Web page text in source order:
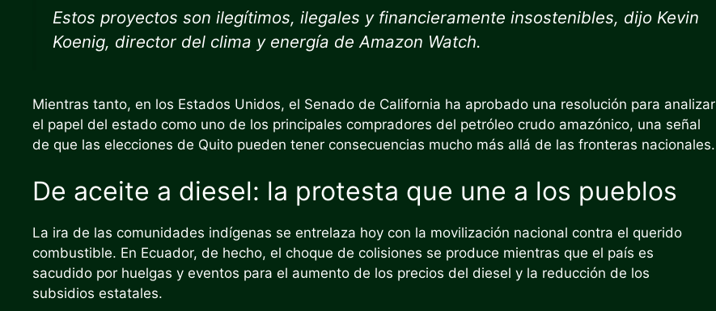
Estos proyectos son ilegítimos, ilegales y financieramente insostenibles, dijo Kevin
Koenig, director del clima y energía de Amazon Watch.
Mientras tanto, en los Estados Unidos, el Senado de California ha aprobado una resolución para analizar
el papel del estado como uno de los principales compradores del petróleo crudo amazónico, una señal
de que las elecciones de Quito pueden tener consecuencias mucho más allá de las fronteras nacionales.
De aceite a diesel: la protesta que une a los pueblos
La ira de las comunidades indígenas se entrelaza hoy con la movilización nacional contra el querido
combustible. En Ecuador, de hecho, el choque de colisiones se produce mientras que el país es
sacudido por huelgas y eventos para el aumento de los precios del diesel y la reducción de los
subsidios estatales.